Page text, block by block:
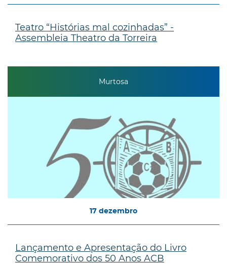
Teatro “Histórias mal cozinhadas” -
Assembleia Theatro da Torreira
Murtosa
17 dezembro
Lançamento e Apresentação do Livro
Comemorativo dos 50 Anos ACB